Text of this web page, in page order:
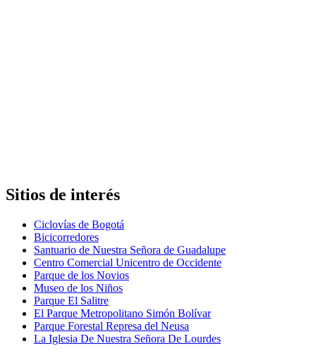
Sitios de interés
Ciclovías de Bogotá
Bicicorredores
Santuario de Nuestra Señora de Guadalupe
Centro Comercial Unicentro de Occidente
Parque de los Novios
Museo de los Niños
Parque El Salitre
El Parque Metropolitano Simón Bolívar
Parque Forestal Represa del Neusa
La Iglesia De Nuestra Señora De Lourdes